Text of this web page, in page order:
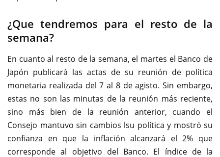
¿Que tendremos para el resto de la
semana?
En cuanto al resto de la semana, el martes el Banco de
Japón publicará las actas de su reunión de política
monetaria realizada del 7 al 8 de agisto. Sin embargo,
estas no son las minutas de la reunión más reciente,
sino más bien de la reunión anterior, cuando el
Consejo mantuvo sin cambios lsu política y mostró su
confianza en que la inflación alcanzará el 2% que
corresponde al objetivo del Banco. El índice de la